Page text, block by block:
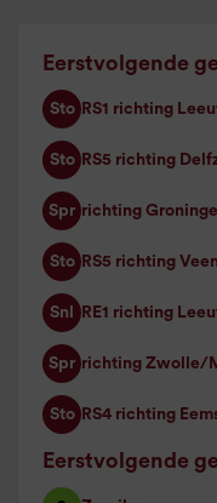
Eerstvolgende
Sto RS1 richting
Sto RS5 richting
Spr richting
Sto RS5 richting
Snl RE1 richting
Spr richting Zwolle/
Sto RS4 richting
Eerstvolgende